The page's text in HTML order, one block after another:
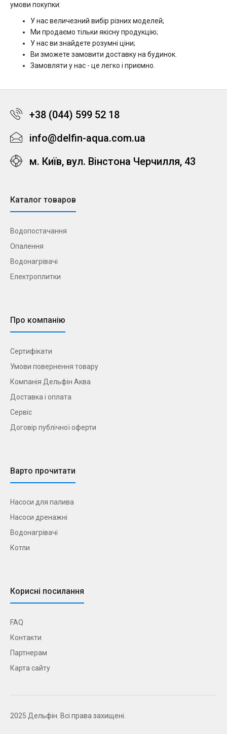
умови покупки:
У нас величезний вибір різних моделей;
Ми продаємо тільки якісну продукцію;
У нас ви знайдете розумні ціни;
Ви зможете замовити доставку на будинок.
Замовляти у нас - це легко і приємно.
+38 (044) 599 52 18
info@delfin-aqua.com.ua
м. Київ, вул. Вінстона Черчилля, 43
Каталог товаров
Водопостачання
Опалення
Водонагрівачі
Електроплитки
Про компанію
Сертифікати
Умови повернення товару
Компанія Дельфін Аква
Доставка і оплата
Сервіс
Договір публічної оферти
Варто прочитати
Насоси для палива
Насоси дренажні
Водонагрівачі
Котли
Корисні посилання
FAQ
Контакти
Партнерам
Карта сайту
2025 Дельфін. Всі права захищені.